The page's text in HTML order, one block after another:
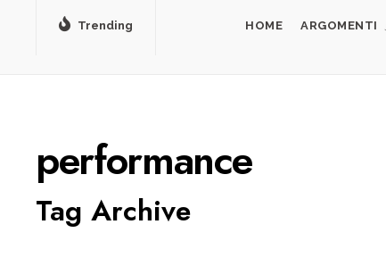
Trending HOME ARGOMENTI
performance
Tag Archive